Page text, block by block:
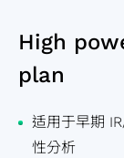
High
plan
适用于早期
性分析